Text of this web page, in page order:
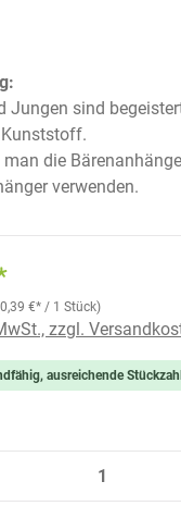
Jungen sind
man die
verwenden.
€* / 1 Stück)
zzgl.
ausreichende Stückzahl